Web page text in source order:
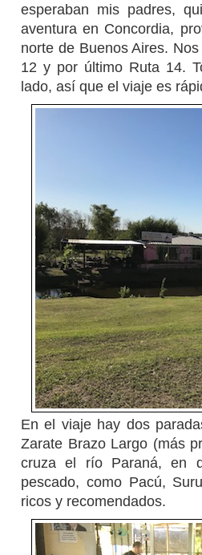
esperaban mis padres,
aventura en Concordia,
norte de Buenos Aires.
12 y por último Ruta 14.
lado, así que el viaje es
En el viaje hay dos
Zarate Brazo Largo (más
cruza el río Paraná, en
pescado, como Pacú,
ricos y recomendados.